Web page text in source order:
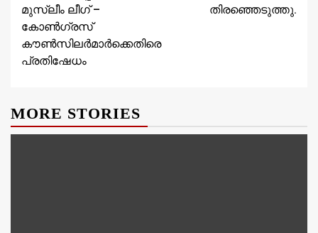
മുസ്ലീം ലീഗ് –
കോൺഗ്രസ്
കൗൺസിലർമാർക്കെതിരെ
പ്രതിഷേധം
തിരഞ്ഞെടുത്തു.
MORE STORIES